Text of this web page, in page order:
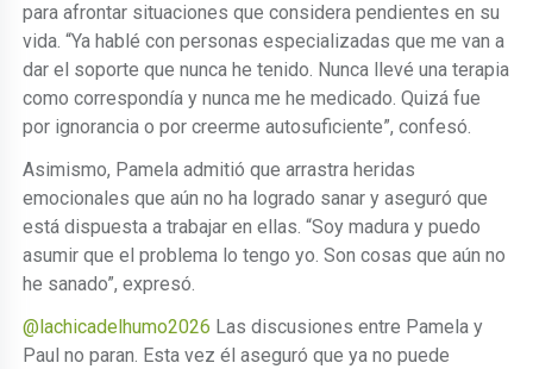
para afrontar situaciones que considera pendientes en su
vida. “Ya hablé con personas especializadas que me van a
dar el soporte que nunca he tenido. Nunca llevé una terapia
como correspondía y nunca me he medicado. Quizá fue
por ignorancia o por creerme autosuficiente”, confesó.
Asimismo, Pamela admitió que arrastra heridas
emocionales que aún no ha logrado sanar y aseguró que
está dispuesta a trabajar en ellas. “Soy madura y puedo
asumir que el problema lo tengo yo. Son cosas que aún no
he sanado”, expresó.
@lachicadelhumo2026 Las discusiones entre Pamela y
Paul no paran. Esta vez él aseguró que ya no puede